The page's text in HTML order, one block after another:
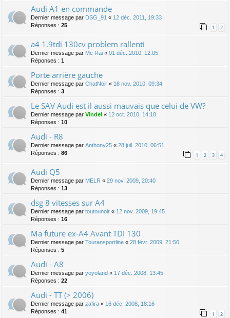
Audi A1 en commande
Dernier message par DSG_91 « 12 déc. 2011, 19:33
Réponses : 25 1 2
a4 1.9tdi 130cv problem rallenti
Dernier message par Mc Rai « 01 déc. 2010, 12:05
Réponses : 1
Porte arrière gauche
Dernier message par ChatNoir « 18 nov. 2010, 09:34
Réponses : 3
Le SAV Audi est il aussi mauvais que celui de VW?
Dernier message par Vindel « 12 oct. 2010, 14:18
Réponses : 10
Audi - R8
Dernier message par Anthony25 « 28 juil. 2010, 06:51
Réponses : 86 1 2 3 4
Audi Q5
Dernier message par MELR « 29 nov. 2009, 20:40
Réponses : 13
dsg 8 vitesses sur A4
Dernier message par toutounoir « 12 nov. 2009, 19:45
Réponses : 16
Ma future ex-A4 Avant TDI 130
Dernier message par Touransportline « 28 févr. 2009, 21:50
Réponses : 5
Audi - A8
Dernier message par yoyoland « 17 déc. 2008, 13:45
Réponses : 22
Audi - TT (> 2006)
Dernier message par zafira « 16 déc. 2008, 18:16
Réponses : 41 1 2